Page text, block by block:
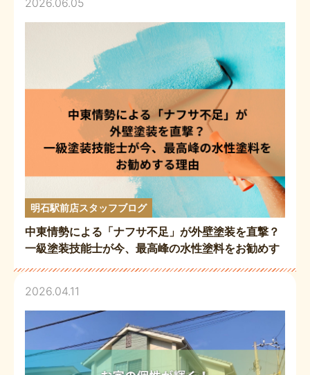
明石駅前店スタッフブログ
中東情勢による「ナフサ不足」が外壁塗装を直撃？
一級塗装技能士が今、最高峰の水性塗料をお勧めす
2026.04.11